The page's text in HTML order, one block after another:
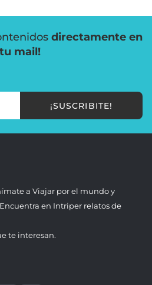
directamente en
tu mail!
¡SUSCRIBITE!
a Viajar por el mundo y
en Intriper relatos de
te interesan.